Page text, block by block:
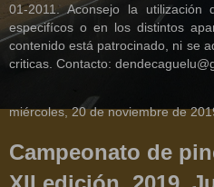
01-2011. Aconsejo la utilización
especifícos o en los distintos
contenido está patrocinado, ni se
criticas. Contacto:
miércoles, 20 de noviembre de
Campeonato de